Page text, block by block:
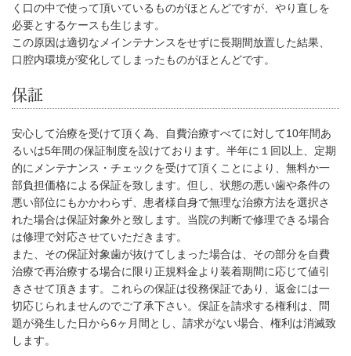
く口の中で使って頂いているものがほとんどですが、やり直しを
必要とするケースも生じます。
この原因は適切なメインテナンスをせずに長期間放置した結果、
口腔内環境が変化してしまったものがほとんどです。
保証
安心して治療を受けて頂く為、自費治療すべてに対して10年間あ
るいは5年間の保証制度を設けております。半年に１回以上、定期
的にメンテナンス・チェックを受けて頂くことにより、無料か一
部負担価格による保証を致します。但し、状態の悪い歯や条件の
悪い部位にもかかわらず、患者様自身で無理な治療方法を選択さ
れた場合は保証対象外と致します。当院の判断で修理できる場合
は修理で対応させていただきます。
また、その保証対象歯が抜けてしまった場合は、その部分を自費
治療で再治療する場合に限り正規料金より装着期間に応じて値引
きさせて頂きます。これらの保証は役務保証であり、返金には一
切応じられませんのでご了承下さい。保証を請求する権利は、問
題が発生した日から6ヶ月間とし、請求がない場合、権利は消滅致
します。